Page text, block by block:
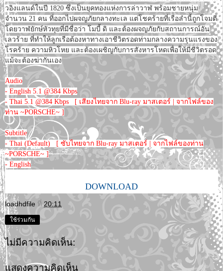
วอิงแลนด์ในปี 1820 ซึ่งเป็นยุคทองแห่งการล่าวาฬ พร้อมชายหนุ่ม
จำนวน 21 คน ที่ออกไปผจญภัยกลางทะเล แต่โชคร้ายที่เรือลำนี้ถูกโจมตี
โดยวาฬยักษ์หัวทุยที่มีชื่อว่า โมบี้ ดิ และต้องผจญภัยกับสถานการณ์อัน
เลวร้าย ที่ทำให้ลูกเรือต้องหาทางเอาชีวิตรอดท่ามกลางความรุนแรงของ
โรคร้าย ความหิวโหย และต้องเผชิญกับการสังหารโหดเพื่อให้มีชีวิตรอด
แม้จะต้องฆ่ากันเอง
Audio
- English 5.1 @384 Kbps
- Thai 5.1 @384 Kbps [ เสียงไทยจาก Blu-ray มาสเตอร์ | จากไฟล์ของ
ท่าน ~PORSCHE~ ]
Subtitle
- Thai (Default) [ ซับไทยจาก Blu-ray มาสเตอร์ | จากไฟล์ของท่าน
~PORSCHE~ ]
- English
DOWNLOAD
loadhdfile ที่ 20:11
ใช้ร่วมกัน
ไม่มีความคิดเห็น:
แสดงความคิดเห็น